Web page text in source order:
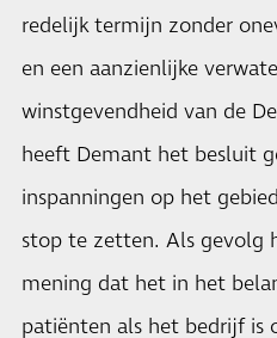
redelijk termijn zonder
en een aanzienlijke
winstgevendheid van de
heeft Demant het besluit
inspanningen op het
stop te zetten. Als gevolg
mening dat het in het
patiënten als het bedrijf